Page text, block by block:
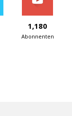
1,180
Abonnenten